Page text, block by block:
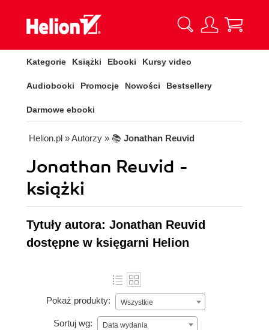
Kategorie Książki Ebooki Kursy video
Audiobooki Promocje Nowości Bestsellery
Darmowe ebooki
Helion.pl » Autorzy » 📚 Jonathan Reuvid
Jonathan Reuvid -
książki
Tytuły autora: Jonathan Reuvid
dostępne w księgarni Helion
Pokaż produkty: Wszystkie
Sortuj wg: Data wydania